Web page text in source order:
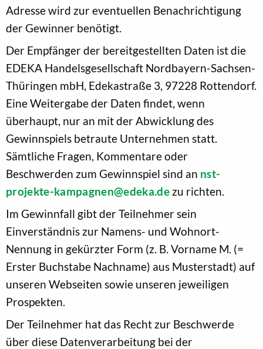
Adresse wird zur eventuellen Benachrichtigung
der Gewinner benötigt.
Der Empfänger der bereitgestellten Daten ist die
EDEKA Handelsgesellschaft Nordbayern-Sachsen-
Thüringen mbH, Edekastraße 3, 97228 Rottendorf.
Eine Weitergabe der Daten findet, wenn
überhaupt, nur an mit der Abwicklung des
Gewinnspiels betraute Unternehmen statt.
Sämtliche Fragen, Kommentare oder
Beschwerden zum Gewinnspiel sind an nst-
projekte-kampagnen@edeka.de zu richten.
Im Gewinnfall gibt der Teilnehmer sein
Einverständnis zur Namens- und Wohnort-
Nennung in gekürzter Form (z. B. Vorname M. (=
Erster Buchstabe Nachname) aus Musterstadt) auf
unseren Webseiten sowie unseren jeweiligen
Prospekten.
Der Teilnehmer hat das Recht zur Beschwerde
über diese Datenverarbeitung bei der